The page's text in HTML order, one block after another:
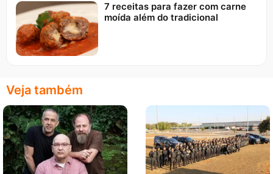
7 receitas para fazer com carne
moída além do tradicional
Veja também